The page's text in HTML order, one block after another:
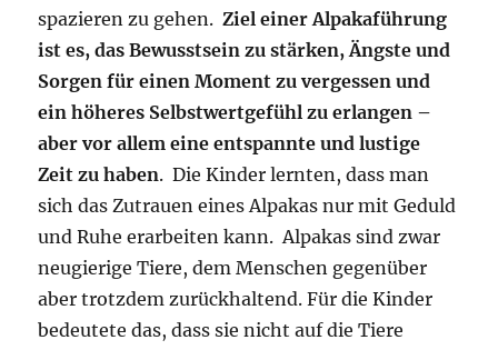
spazieren zu gehen.Ziel einer Alpakaführung
ist es, das Bewusstsein zu stärken, Ängste und
Sorgen für einen Moment zu vergessen und
ein höheres Selbstwertgefühl zu erlangen –
aber vor allem eine entspannte und lustige
Zeit zu haben. Die Kinder lernten, dass man
sich das Zutrauen eines Alpakas nur mit Geduld
und Ruhe erarbeiten kann. Alpakas sind zwar
neugierige Tiere, dem Menschen gegenüber
aber trotzdem zurückhaltend. Für die Kinder
bedeutete das, dass sie nicht auf die Tiere